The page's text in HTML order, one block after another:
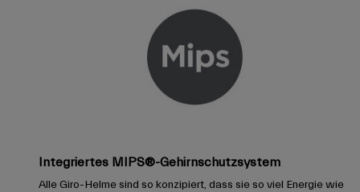
Integriertes MIPS®-Gehirnschutzsystem
Alle Giro-Helme sind so konzipiert, dass sie so viel Energie wie